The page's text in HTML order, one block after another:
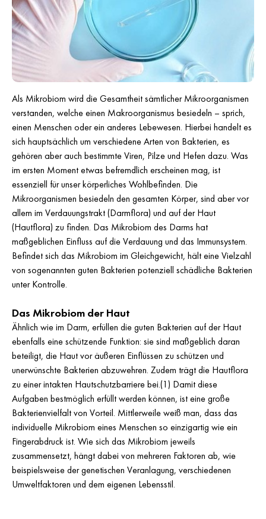
Als Mikrobiom wird die Gesamtheit sämtlicher Mikroorganismen
verstanden, welche einen Makroorganismus besiedeln – sprich,
einen Menschen oder ein anderes Lebewesen. Hierbei handelt es
sich hauptsächlich um verschiedene Arten von Bakterien, es
gehören aber auch bestimmte Viren, Pilze und Hefen dazu. Was
im ersten Moment etwas befremdlich erscheinen mag, ist
essenziell für unser körperliches Wohlbefinden. Die
Mikroorganismen besiedeln den gesamten Körper, sind aber vor
allem im Verdauungstrakt (Darmflora) und auf der Haut
(Hautflora) zu finden. Das Mikrobiom des Darms hat
maßgeblichen Einfluss auf die Verdauung und das Immunsystem.
Befindet sich das Mikrobiom im Gleichgewicht, hält eine Vielzahl
von sogenannten guten Bakterien potenziell schädliche Bakterien
unter Kontrolle.
Das Mikrobiom der Haut
Ähnlich wie im Darm, erfüllen die guten Bakterien auf der Haut
ebenfalls eine schützende Funktion: sie sind maßgeblich daran
beteiligt, die Haut vor äußeren Einflüssen zu schützen und
unerwünschte Bakterien abzuwehren. Zudem trägt die Hautflora
zu einer intakten Hautschutzbarriere bei.(1) Damit diese
Aufgaben bestmöglich erfüllt werden können, ist eine große
Bakterienvielfalt von Vorteil. Mittlerweile weiß man, dass das
individuelle Mikrobiom eines Menschen so einzigartig wie ein
Fingerabdruck ist. Wie sich das Mikrobiom jeweils
zusammensetzt, hängt dabei von mehreren Faktoren ab, wie
beispielsweise der genetischen Veranlagung, verschiedenen
Umweltfaktoren und dem eigenen Lebensstil.